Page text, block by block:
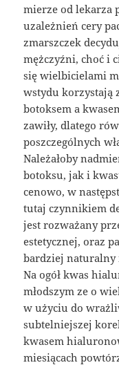
mierze od lekarza
uzależnień cery
zmarszczek
mężczyźni, choć i
się wielbicielami
wstydu korzystają
botoksem a
zawiły, dlatego
poszczególnych
Należałoby
botoksu, jak i
cenowo, w
tutaj czynnikiem
jest rozważany
estetycznej, oraz
bardziej naturalny
Na ogół kwas
młodszym ze o
w użyciu do
subtelniejszej
kwasem
miesiącach